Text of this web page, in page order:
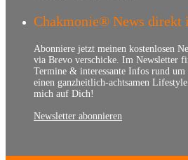
Chakmonie® News direkt
Abonniere jetzt meinen kostenlosen
via Brevo verschicke. Im Newsletter
Termine & interessante Infos rund
einen ganzheitlich-achtsamen
mich auf Dich!
Newsletter abonnieren